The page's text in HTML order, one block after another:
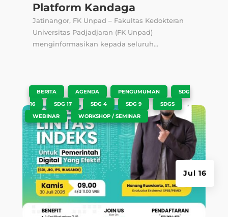
Platform Kandaga
Jatinangor, FK Unpad – Fakultas Kedokteran
Universitas Padjadjaran (FK Unpad)
menginformasikan kepada seluruh...
Jul 16
BERITA AGENDA PENGUMUMAN
SDG
16
SDG 17 SDG 4 SDG 9 SDGS ,
WEBINAR WORKSHOP / SEMINAR